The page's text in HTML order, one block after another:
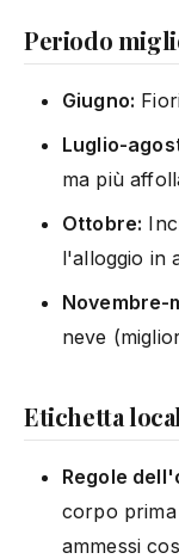
Periodo
Giugno:
Luglio-
ma più
Ottobre:
l'alloggio in
Novembre-
neve
Etichetta
Regole
corpo
ammessi